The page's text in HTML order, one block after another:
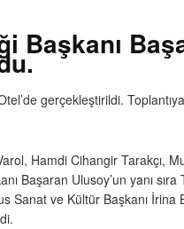
Başkanı
gerçekleştirildi.
Hamdi Cihangir Tarakçı,
Başaran Ulusoy’un yanı
ve Kültür Başkanı İrina